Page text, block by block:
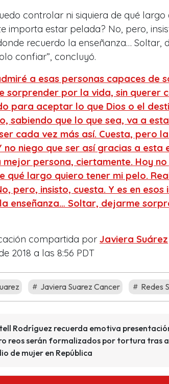
controlar ni siquiera de qué
importa estar pelada? No, pero,
recuerdo la enseñanza… Soltar,
confiar”, concluyó.
a esas personas capaces de
sorprender por la vida, sin querer
para aceptar lo que Dios o el
sabiendo que lo que sea, va a
cada vez más así. Cuesta, pero
no niego que ser así gracias a esta
mejor persona, ciertamente. Hoy
qué largo quiero tener mi pelo.
pero, insisto, cuesta. Y es en esos
enseñanza… Soltar, dejarme
compartida por Javiera Suárez
2018 a las 8:56 PDT
Javiera Suarez Cancer Redes
Rodríguez recuerda emotiva
reos serán formalizados por tortura tras
de mujer en República